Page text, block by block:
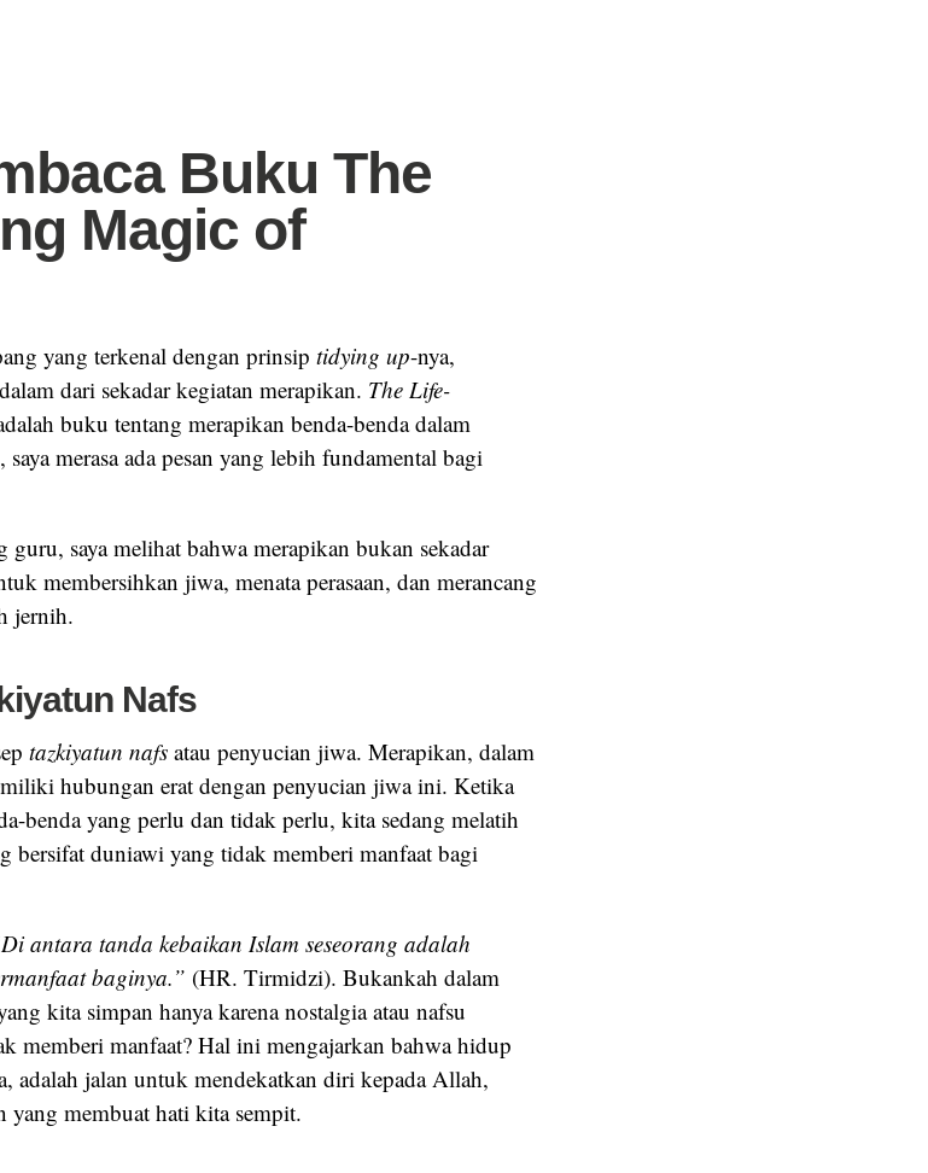
Buku The
Magic of
yang terkenal dengan prinsip tidying up-nya,
dari sekadar kegiatan merapikan. The Life-
buku tentang merapikan benda-benda dalam
merasa ada pesan yang lebih fundamental bagi
guru, saya melihat bahwa merapikan bukan sekadar
membersihkan jiwa, menata perasaan, dan merancang
jernih.
Nafs
tazkiyatun nafs atau penyucian jiwa. Merapikan, dalam
hubungan erat dengan penyucian jiwa ini. Ketika
benda yang perlu dan tidak perlu, kita sedang melatih
bersifat duniawi yang tidak memberi manfaat bagi
antara tanda kebaikan Islam seseorang adalah
baginya.” (HR. Tirmidzi). Bukankah dalam
kita simpan hanya karena nostalgia atau nafsu
memberi manfaat? Hal ini mengajarkan bahwa hidup
adalah jalan untuk mendekatkan diri kepada Allah,
yang membuat hati kita sempit.